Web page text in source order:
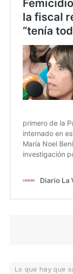
Lo que hay que